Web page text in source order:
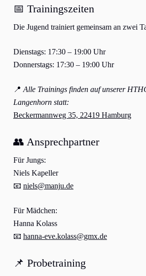
📅 Trainingszeiten
Die Jugend trainiert gemeinsam an zwei
Dienstags: 17:30 – 19:00 Uhr
Donnerstags: 17:30 – 19:00 Uhr
📍 Alle Trainings finden auf unserer
Langenhorn statt:
Beckermannweg 35, 22419 Hamburg
👥 Ansprechpartner
Für Jungs:
Niels Kapeller
📧 niels@manju.de
Für Mädchen:
Hanna Kolass
📧 hanna-eve.kolass@gmx.de
📌 Probetraining